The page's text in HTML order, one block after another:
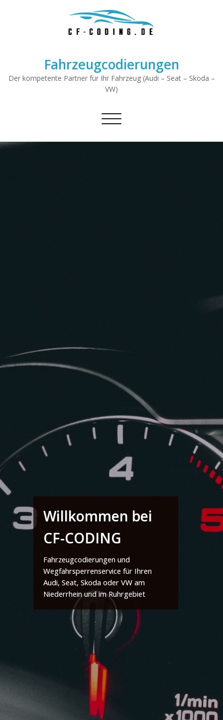
Fahrzeugcodierungen
Der kompetente Partner für Ihr Fahrzeug (Audi – Seat – Skoda –
VW)
Schalte Navigation
Willkommen bei
CF-CODING
Fahrzeugcodierungen und
Wegfahrsperrenservice für Ihren
Audi, Seat, Skoda oder VW am
Niederrhein und im Ruhrgebiet